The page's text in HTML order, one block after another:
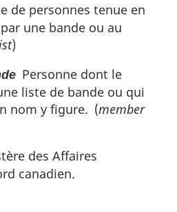
de personnes tenue en
une bande ou au
)
Personne dont le
liste de bande ou qui
nom y figure. (member
des Affaires
canadien.